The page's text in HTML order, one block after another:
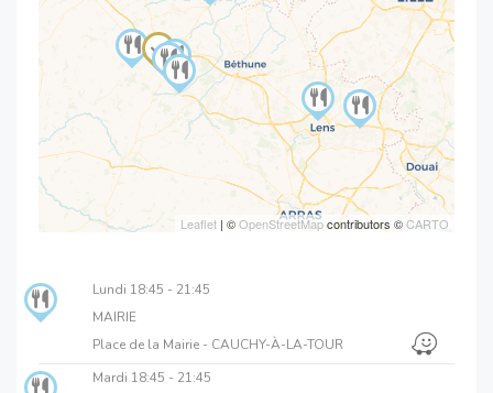
Leaflet | ©OpenStreetMapcontributors ©CARTO
Lundi 18:45 - 21:45
MAIRIE
Place de la Mairie - CAUCHY-À-LA-TOUR
Mardi 18:45 - 21:45